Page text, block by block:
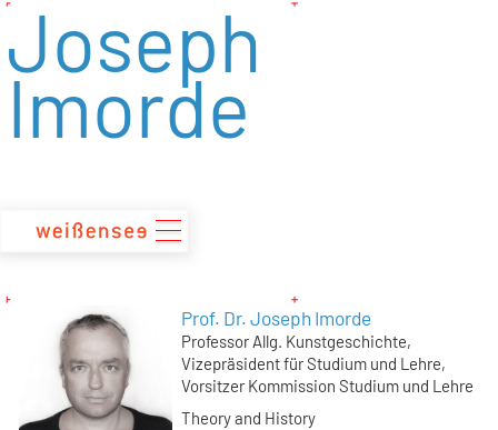
zum
Joseph
Imorde
Prof. Dr. Joseph Imorde
Professor Allg. Kunstgeschichte,
Vizepräsident für Studium und Lehre,
Vorsitzer Kommission Studium und Lehre
Theory and History